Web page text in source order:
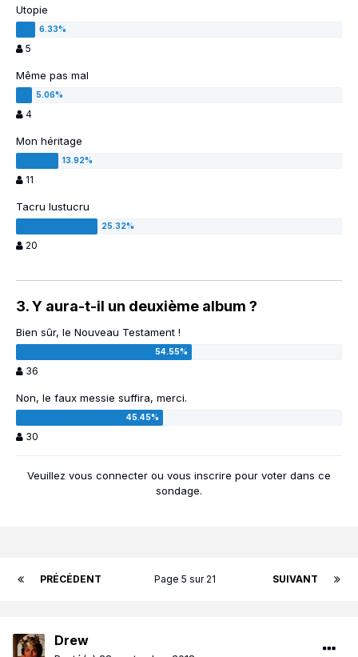
Utopie
5
Même pas mal
4
Mon héritage
11
Tacru lustucru
20
3. Y aura-t-il un deuxième album ?
Bien sûr, le Nouveau Testament !
36
Non, le faux messie suffira, merci.
30
Veuillez vous connecter ou vous inscrire pour voter dans ce
sondage.
PRÉCÉDENT SUIVANT
Page 5 sur 21
Drew